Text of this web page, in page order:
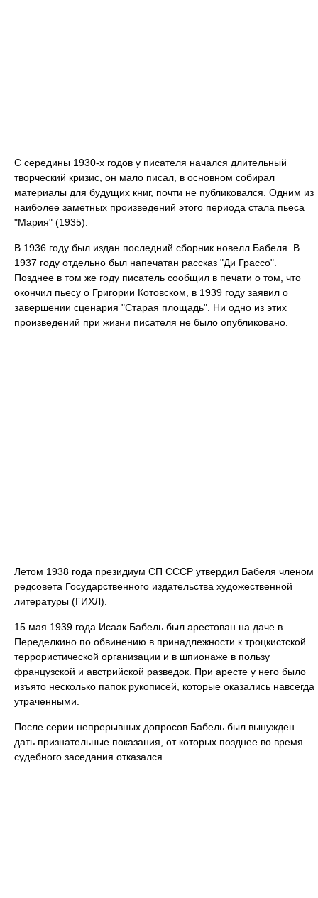
С середины 1930-х годов у писателя начался длительный
творческий кризис, он мало писал, в основном собирал
материалы для будущих книг, почти не публиковался. Одним из
наиболее заметных произведений этого периода стала пьеса
"Мария" (1935).
В 1936 году был издан последний сборник новелл Бабеля. В
1937 году отдельно был напечатан рассказ "Ди Грассо".
Позднее в том же году писатель сообщил в печати о том, что
окончил пьесу о Григории Котовском, в 1939 году заявил о
завершении сценария "Старая площадь". Ни одно из этих
произведений при жизни писателя не было опубликовано.
Летом 1938 года президиум СП СССР утвердил Бабеля членом
редсовета Государственного издательства художественной
литературы (ГИХЛ).
15 мая 1939 года Исаак Бабель был арестован на даче в
Переделкино по обвинению в принадлежности к троцкистской
террористической организации и в шпионаже в пользу
французской и австрийской разведок. При аресте у него было
изъято несколько папок рукописей, которые оказались навсегда
утраченными.
После серии непрерывных допросов Бабель был вынужден
дать признательные показания, от которых позднее во время
судебного заседания отказался.